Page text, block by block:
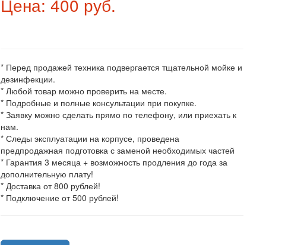
Цена: 400 руб.
* Перед продажей техника подвергается тщательной мойке и
дезинфекции.
* Любой товар можно проверить на месте.
* Подробные и полные консультации при покупке.
* Заявку можно сделать прямо по телефону, или приехать к
нам.
* Следы эксплуатации на корпусе, проведена
предпродажная подготовка с заменой необходимых частей
* Гарантия 3 месяца + возможность продления до года за
дополнительную плату!
* Доставка от 800 рублей!
* Подключение от 500 рублей!